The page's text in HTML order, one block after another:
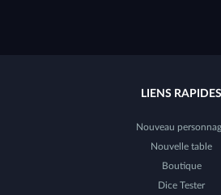
LIENS RAPIDES
Nouveau
Nouvelle table
Boutique
Dice Tester